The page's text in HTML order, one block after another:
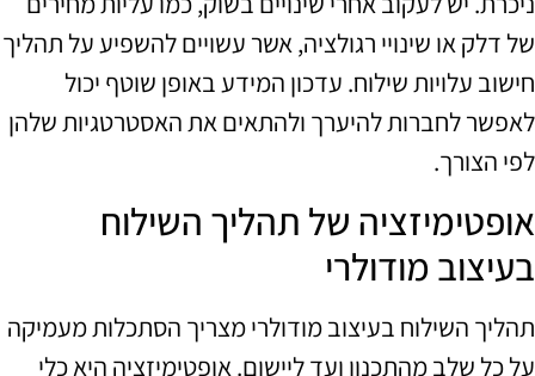
של דלק או שינויי רגולציה, אשר עשויים להשפיע על תהליך
חישוב עלויות שילוח. עדכון המידע באופן שוטף יכול
לאפשר לחברות להיערך ולהתאים את האסטרטגיות שלהן
לפי הצורך.
אופטימיזציה של תהליך השילוח
בעיצוב מודולרי
תהליך השילוח בעיצוב מודולרי מצריך הסתכלות מעמיקה
על כל שלב מהתכנון ועד ליישום. אופטימיזציה היא כלי